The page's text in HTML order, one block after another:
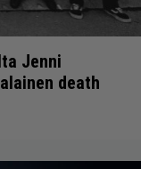
Jenni
death